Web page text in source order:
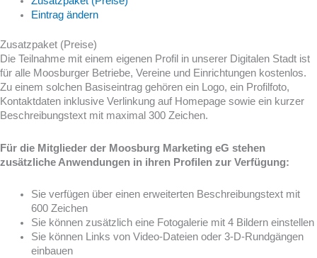
Eintrag ändern
Zusatzpaket (Preise)
Die Teilnahme mit einem eigenen Profil in unserer Digitalen Stadt ist
für alle Moosburger Betriebe, Vereine und Einrichtungen kostenlos.
Zu einem solchen Basiseintrag gehören ein Logo, ein Profilfoto,
Kontaktdaten inklusive Verlinkung auf Homepage sowie ein kurzer
Beschreibungstext mit maximal 300 Zeichen.
Für die Mitglieder der Moosburg Marketing eG stehen
zusätzliche Anwendungen in ihren Profilen zur Verfügung:
Sie verfügen über einen erweiterten Beschreibungstext mit
600 Zeichen
Sie können zusätzlich eine Fotogalerie mit 4 Bildern einstellen
Sie können Links von Video-Dateien oder 3-D-Rundgängen
einbauen